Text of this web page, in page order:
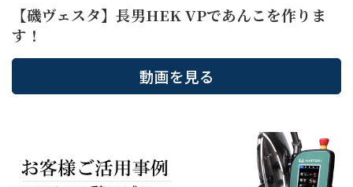
【磯ヴェスタ】長男HEK VPであんこを作りま
す！
動画を見る